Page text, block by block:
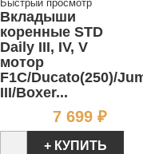
Быстрый просмотр
Вкладыши
коренные STD
Daily III, IV, V
мотор
F1C/Ducato(250)/
III/Boxer...
7 699 ₽
+ КУПИТЬ